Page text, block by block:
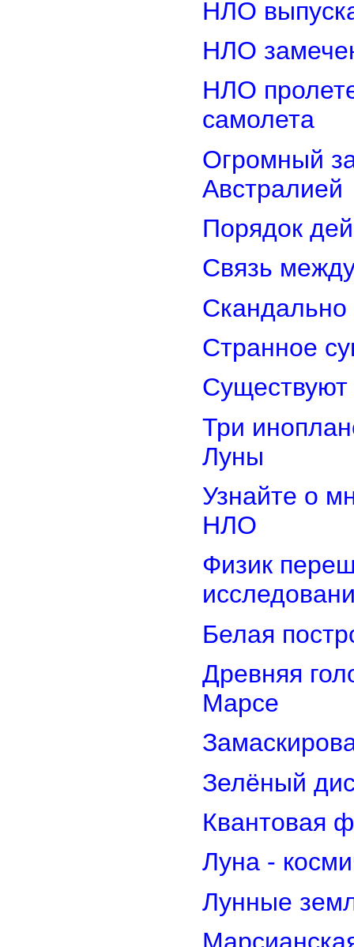
НЛО
НЛО
НЛО
самолета
Огромный
Австралией
Порядок
Связь
Странное
Три
Луны
Узнайте о
НЛО
Физик
Белая
Древняя
Марсе
Зелёный
Квантовая
Луна -
Лунные